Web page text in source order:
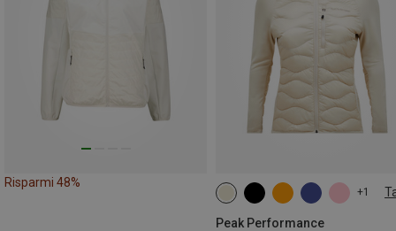
Risparmi 48%
+1
Peak Performance
XS S M XL